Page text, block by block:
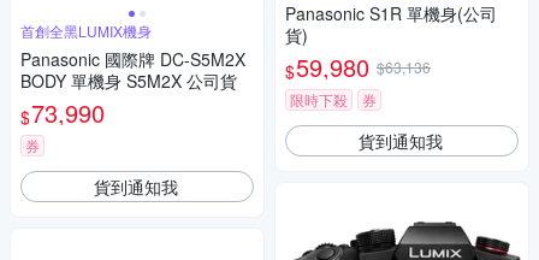
首創全黑LUMIX機身
Panasonic 國際牌 DC-S5M2X
BODY 單機身 S5M2X 公司貨
$73,990
券
貨到通知我
Panasonic S1R 單機身(公司
貨)
$59,980 $63,136
限時下殺
券
貨到通知我